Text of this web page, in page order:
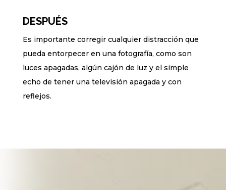
DESPUÉS
Es importante corregir cualquier distracción que
pueda entorpecer en una fotografía, como son
luces apagadas, algún cajón de luz y el simple
echo de tener una televisión apagada y con
reflejos.